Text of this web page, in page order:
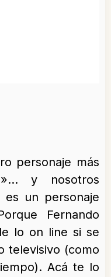
personaje más
y nosotros
es un personaje
Fernando
lo on line si se
televisivo (como
Acá te lo